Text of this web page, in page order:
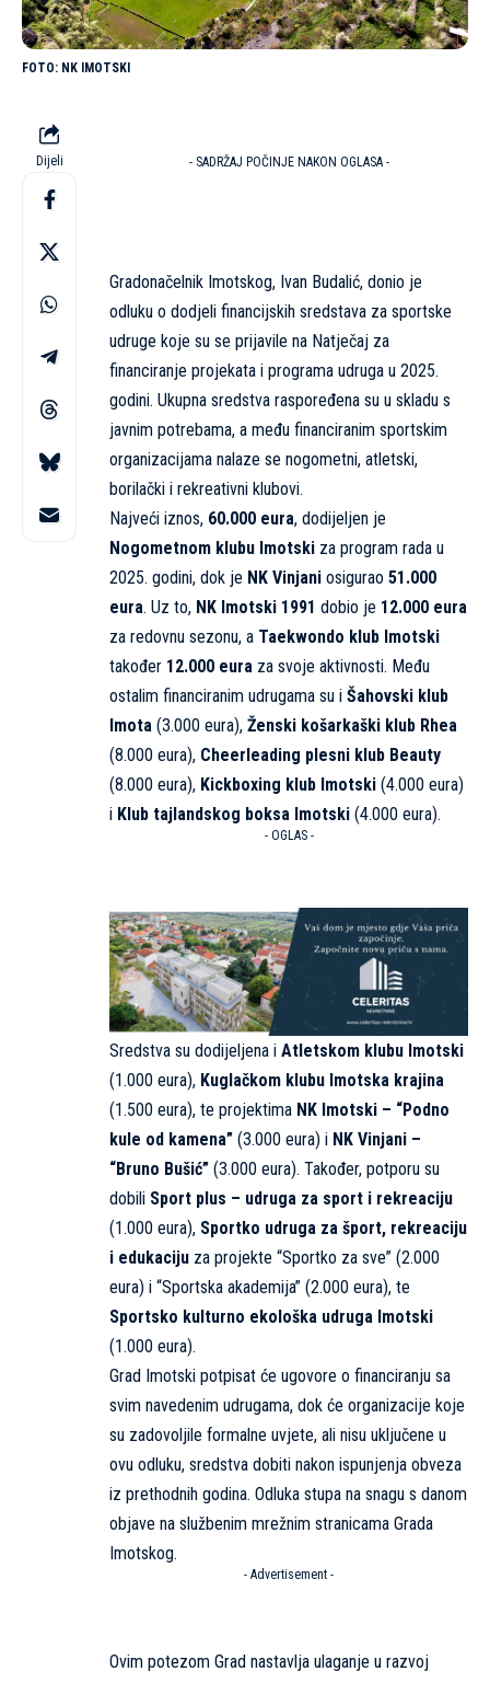
NK IMOTSKI
Dijeli - SADRŽAJ POČINJE NAKON OGLASA -
Gradonačelnik Imotskog, Ivan Budalić, donio je
odluku o dodjeli financijskih sredstava za sportske
udruge koje su se prijavile na Natječaj za
financiranje projekata i programa udruga u 2025.
godini. Ukupna sredstva raspoređena su u skladu s
javnim potrebama, a među financiranim sportskim
organizacijama nalaze se nogometni, atletski,
borilački i rekreativni klubovi.
Najveći iznos, 60.000 eura, dodijeljen je
Nogometnom klubu Imotski za program rada u
2025. godini, dok je NK Vinjani osigurao 51.000
eura. Uz to, NK Imotski 1991 dobio je 12.000 eura
za redovnu sezonu, a Taekwondo klub Imotski
također 12.000 eura za svoje aktivnosti. Među
ostalim financiranim udrugama su i Šahovski klub
Imota (3.000 eura), Ženski košarkaški klub Rhea
(8.000 eura), Cheerleading plesni klub Beauty
(8.000 eura), Kickboxing klub Imotski (4.000 eura)
i Klub tajlandskog boksa Imotski (4.000 eura).
- OGLAS -
Sredstva su dodijeljena i Atletskom klubu Imotski
(1.000 eura), Kuglačkom klubu Imotska krajina
(1.500 eura), te projektima NK Imotski – “Podno
kule od kamena” (3.000 eura) i NK Vinjani –
“Bruno Bušić” (3.000 eura). Također, potporu su
dobili Sport plus – udruga za sport i rekreaciju
(1.000 eura), Sportko udruga za šport, rekreaciju
i edukaciju za projekte “Sportko za sve” (2.000
eura) i “Sportska akademija” (2.000 eura), te
Sportsko kulturno ekološka udruga Imotski
(1.000 eura).
Grad Imotski potpisat će ugovore o financiranju sa
svim navedenim udrugama, dok će organizacije koje
su zadovoljile formalne uvjete, ali nisu uključene u
ovu odluku, sredstva dobiti nakon ispunjenja obveza
iz prethodnih godina. Odluka stupa na snagu s danom
objave na službenim mrežnim stranicama Grada
Imotskog.
- Advertisement -
Ovim potezom Grad nastavlja ulaganje u razvoj